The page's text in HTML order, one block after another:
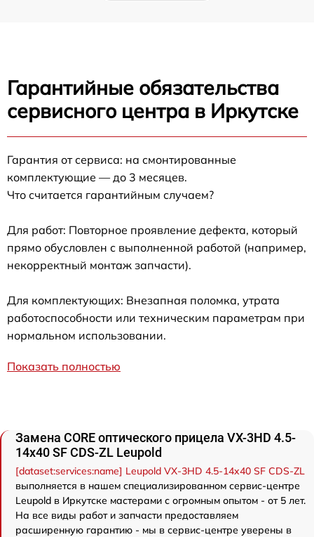
Гарантийные обязательства
сервисного центра в Иркутске
Гарантия от сервиса: на смонтированные
комплектующие — до 3 месяцев.
Что считается гарантийным случаем?
Для работ: Повторное проявление дефекта, который
прямо обусловлен с выполненной работой (например,
некорректный монтаж запчасти).
Для комплектующих: Внезапная поломка, утрата
работоспособности или техническим параметрам при
нормальном использовании.
Показать полностью
Замена CORE оптического прицела VX-3HD 4.5-
14x40 SF CDS-ZL Leupold
[dataset:services:name] Leupold VX-3HD 4.5-14x40 SF CDS-ZL
выполняется в нашем специализированном сервис-центре
Leupold в Иркутске мастерами с огромным опытом - от 5 лет.
На все виды работ и запчасти предоставляем
расширенную гарантию - мы в сервис-центре уверены в